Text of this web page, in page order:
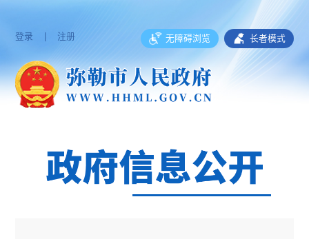
登录 | 注册 无障碍浏览 长者模式